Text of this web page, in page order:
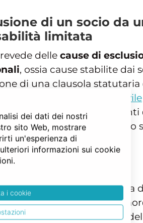
di un socio da
limitata
delle cause di
, ossia cause stabilite dai
di una clausola
bis del
Codice Civile
per gravi inadempimenti
derivanti dalla legge, dallo
causa.
di esclusione legali
di esclusione legale è quella
La legge offre al socio
gli amministratori
dei dati dei nostri
sito Web, mostrare
un'esperienza di
informazioni sui cookie
i cookie